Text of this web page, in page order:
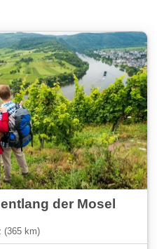
der Mosel
(365 km)